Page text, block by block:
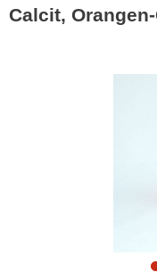
Calcit,